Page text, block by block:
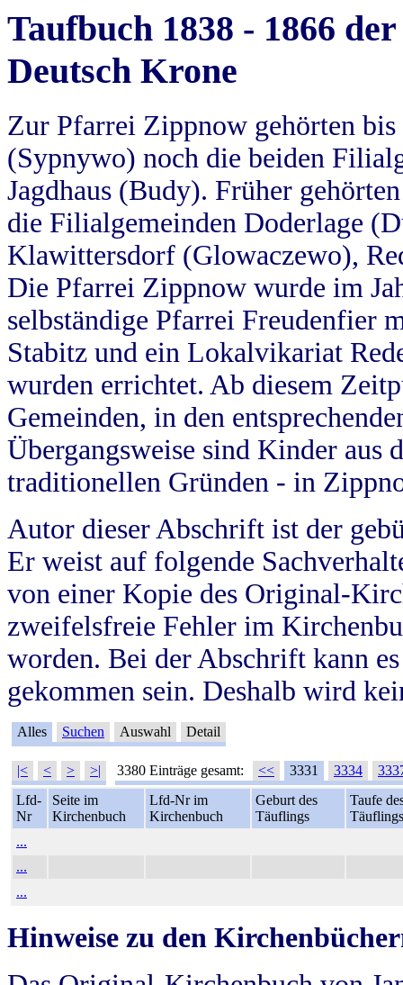
Taufbuch 1838 - 1866
Deutsch Krone
Zur Pfarrei Zippnow gehörten
(Sypnywo) noch die beiden
Jagdhaus (Budy). Früher
die Filialgemeinden Doderlage
Klawittersdorf (Glowaczewo),
Die Pfarrei Zippnow wurde im
selbständige Pfarrei Freudenfier
Stabitz und ein Lokalvikariat
wurden errichtet. Ab diesem
Gemeinden, in den
Übergangsweise sind Kinder aus
traditionellen Gründen - in
Autor dieser Abschrift ist der
Er weist auf folgende
von einer Kopie des Original-
zweifelsfreie Fehler im
worden. Bei der Abschrift kann
gekommen sein. Deshalb wird
Alles Suchen Auswahl Detail
|< < > >| 3380 Einträge gesamt: << 3331 3334
Lfd-
Nr
Seite im
Kirchenbuch
Lfd-Nr im
Kirchenbuch
Geburt des
Täuflings
Taufe
Täuflings
...
...
...
Hinweise zu den